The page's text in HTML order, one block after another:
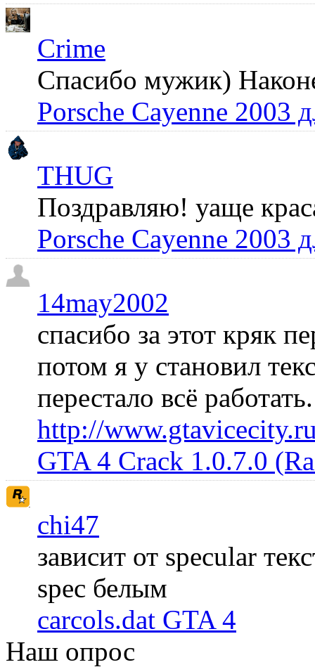
Crime
Спасибо мужик)
Porsche Cayenne 2003
THUG
Поздравляю! уаще
Porsche Cayenne 2003
14may2002
спасибо за этот кряк
потом я у становил
перестало всё
http://
GTA 4 Crack 1.0.7.0
chi47
зависит от specular
spec белым
carcols.dat GTA 4
Наш опрос